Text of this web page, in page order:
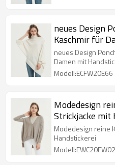
neues Design
Kaschmir für
neues Design
Damen mit
Modell:ECFW20E66
Modedesign
Strickjacke mit
Modedesign reine
Handstickerei